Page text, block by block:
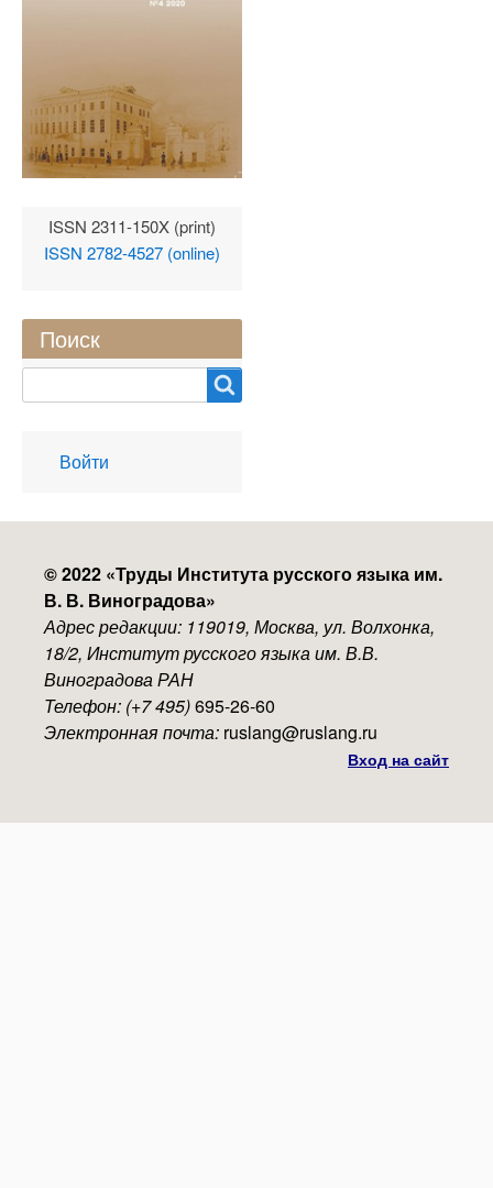
ISSN 2311-150X (print)
ISSN 2782-4527 (online)
Поиск
User
account
Войти
© 2022 «Труды Института русского языка им.
В. В. Виноградова»
Адрес редакции: 119019, Москва, ул. Волхонка,
18/2, Институт русского языка им. В.В.
Виноградова РАН
Телефон: (+7 495)695-26-60
Электронная почта: ruslang@ruslang.ru
Вход на сайт